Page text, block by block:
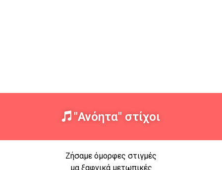
"Ανόητα" στίχοι
Ζήσαμε όμορφες στιγμές
μα ξαφνικά μετωπικές